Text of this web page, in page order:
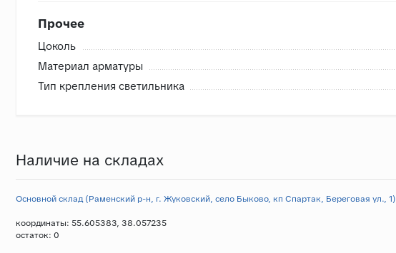
Прочее
Цоколь
Материал арматуры
Тип крепления светильника
Наличие на складах
Основной склад (Раменский р-н, г. Жуковский, село Быково, кп Спартак, Береговая ул., 1)
координаты: 55.605383, 38.057235
остаток: 0